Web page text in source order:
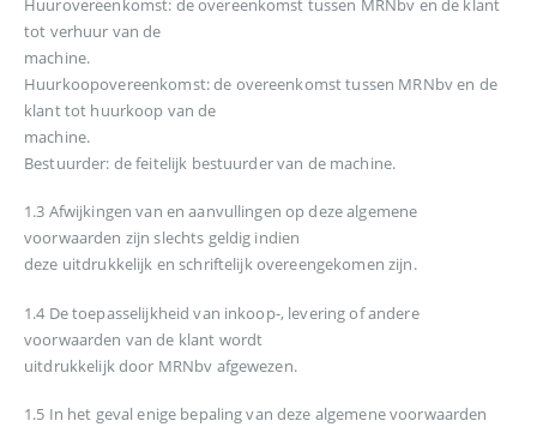
tot verhuur van de
machine.
Huurkoopovereenkomst: de overeenkomst tussen MRNbv en de
klant tot huurkoop van de
machine.
Bestuurder: de feitelijk bestuurder van de machine.
1.3 Afwijkingen van en aanvullingen op deze algemene
voorwaarden zijn slechts geldig indien
deze uitdrukkelijk en schriftelijk overeengekomen zijn.
1.4 De toepasselijkheid van inkoop-, levering of andere
voorwaarden van de klant wordt
uitdrukkelijk door MRNbv afgewezen.
1.5 In het geval enige bepaling van deze algemene voorwaarden